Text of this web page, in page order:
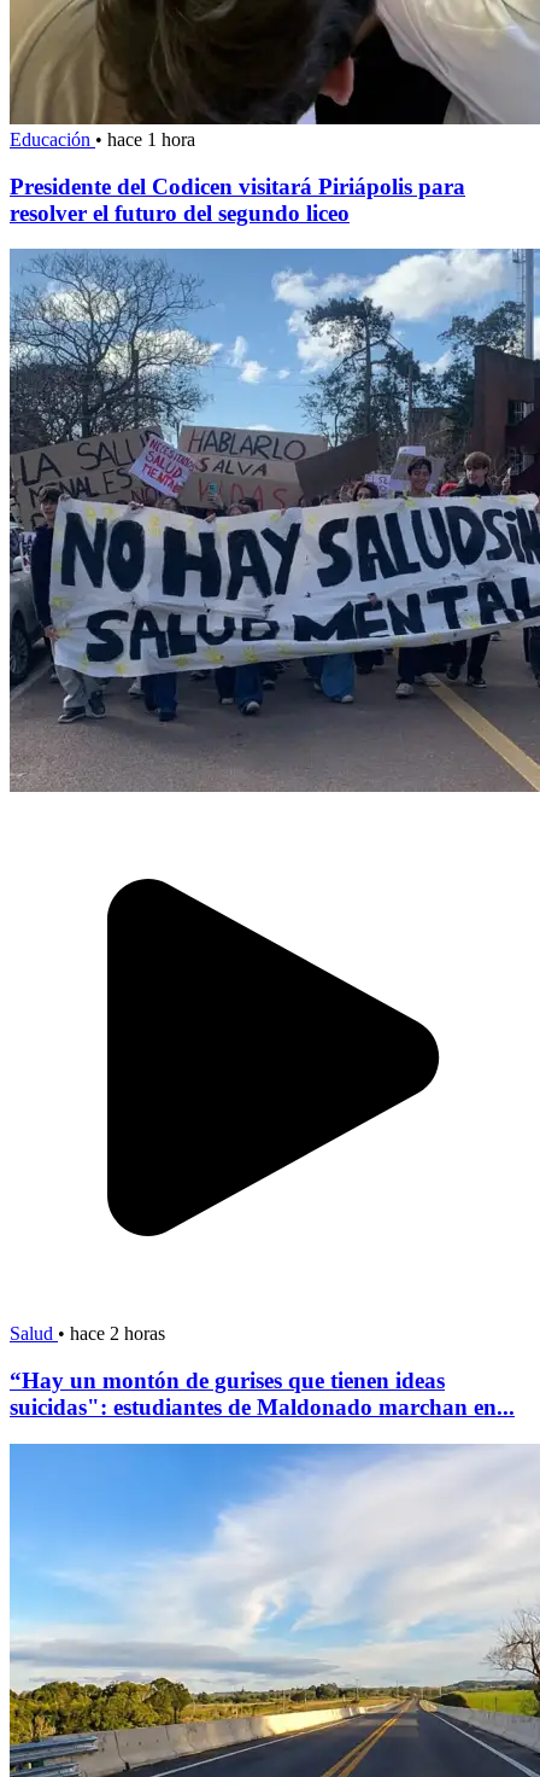
Educación • hace 1 hora
Presidente del Codicen visitará Piriápolis para
resolver el futuro del segundo liceo
Salud • hace 2 horas
“Hay un montón de gurises que tienen ideas
suicidas": estudiantes de Maldonado marchan en...